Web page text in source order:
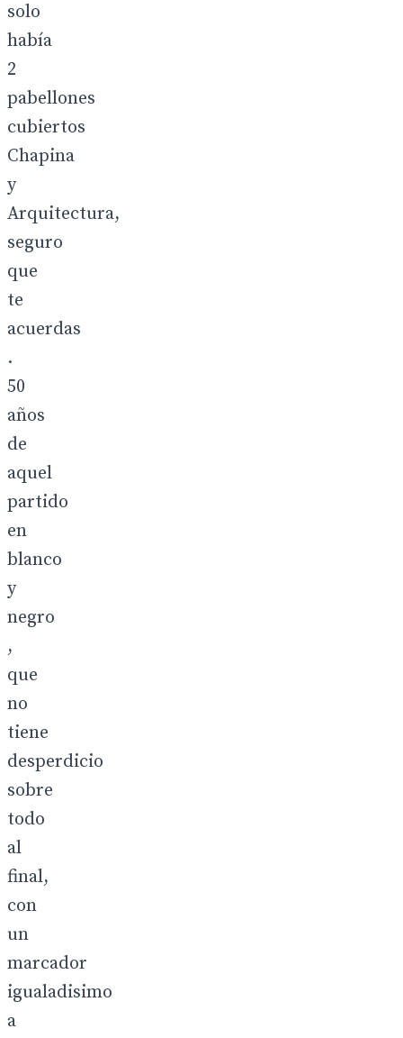
solo
había
2
pabellones
cubiertos
Chapina
y
Arquitectura,
seguro
que
te
acuerdas
.
50
años
de
aquel
partido
en
blanco
y
negro
,
que
no
tiene
desperdicio
sobre
todo
al
final,
con
un
marcador
igualadisimo
a